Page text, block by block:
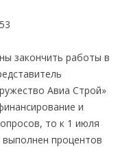
закончить работы в
Авиа Строй»
и
то к 1 июля
процентов